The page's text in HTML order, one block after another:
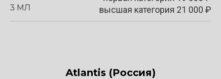
3 МЛ
высшая категория 21 000 ₽
Atlantis (Россия)